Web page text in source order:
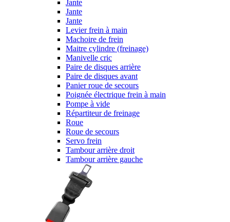
Jante
Jante
Jante
Levier frein à main
Machoire de frein
Maitre cylindre (freinage)
Manivelle cric
Paire de disques arrière
Paire de disques avant
Panier roue de secours
Poignée électrique frein à main
Pompe à vide
Répartiteur de freinage
Roue
Roue de secours
Servo frein
Tambour arrière droit
Tambour arrière gauche